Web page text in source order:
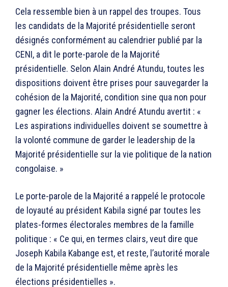
Cela ressemble bien à un rappel des troupes. Tous
les candidats de la Majorité présidentielle seront
désignés conformément au calendrier publié par la
CENI, a dit le porte-parole de la Majorité
présidentielle. Selon Alain André Atundu, toutes les
dispositions doivent être prises pour sauvegarder la
cohésion de la Majorité, condition sine qua non pour
gagner les élections. Alain André Atundu avertit : «
Les aspirations individuelles doivent se soumettre à
la volonté commune de garder le leadership de la
Majorité présidentielle sur la vie politique de la nation
congolaise. »
Le porte-parole de la Majorité a rappelé le protocole
de loyauté au président Kabila signé par toutes les
plates-formes électorales membres de la famille
politique : « Ce qui, en termes clairs, veut dire que
Joseph Kabila Kabange est, et reste, l’autorité morale
de la Majorité présidentielle même après les
élections présidentielles ».